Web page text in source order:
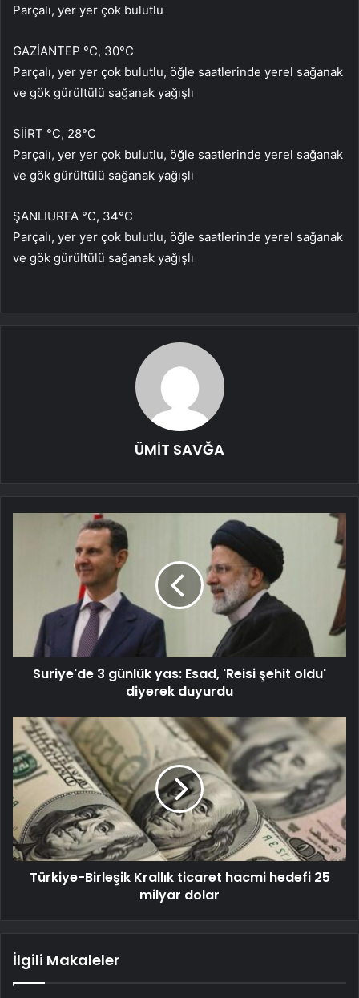
Parçalı, yer yer çok bulutlu
GAZİANTEP °C, 30°C
Parçalı, yer yer çok bulutlu, öğle saatlerinde yerel sağanak
ve gök gürültülü sağanak yağışlı
SİİRT °C, 28°C
Parçalı, yer yer çok bulutlu, öğle saatlerinde yerel sağanak
ve gök gürültülü sağanak yağışlı
ŞANLIURFA °C, 34°C
Parçalı, yer yer çok bulutlu, öğle saatlerinde yerel sağanak
ve gök gürültülü sağanak yağışlı
ÜMİT SAVĞA
Suriye'de 3 günlük yas: Esad, 'Reisi şehit oldu'
diyerek duyurdu
Türkiye-Birleşik Krallık ticaret hacmi hedefi 25
milyar dolar
İlgili Makaleler